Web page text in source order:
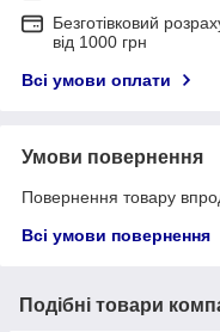
Безготівковий
від 1000 грн
Всі умови оплати
Умови повернення
Повернення товару
Всі умови повернення
Подібні товари